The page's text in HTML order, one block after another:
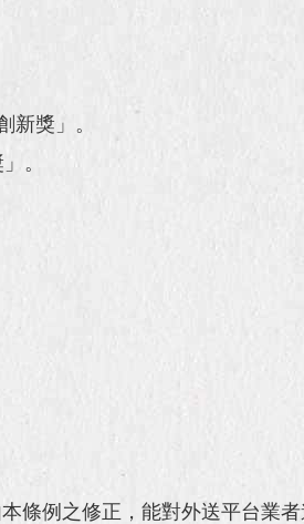
新獎」。
。
條例之修正，能對外送平台業者